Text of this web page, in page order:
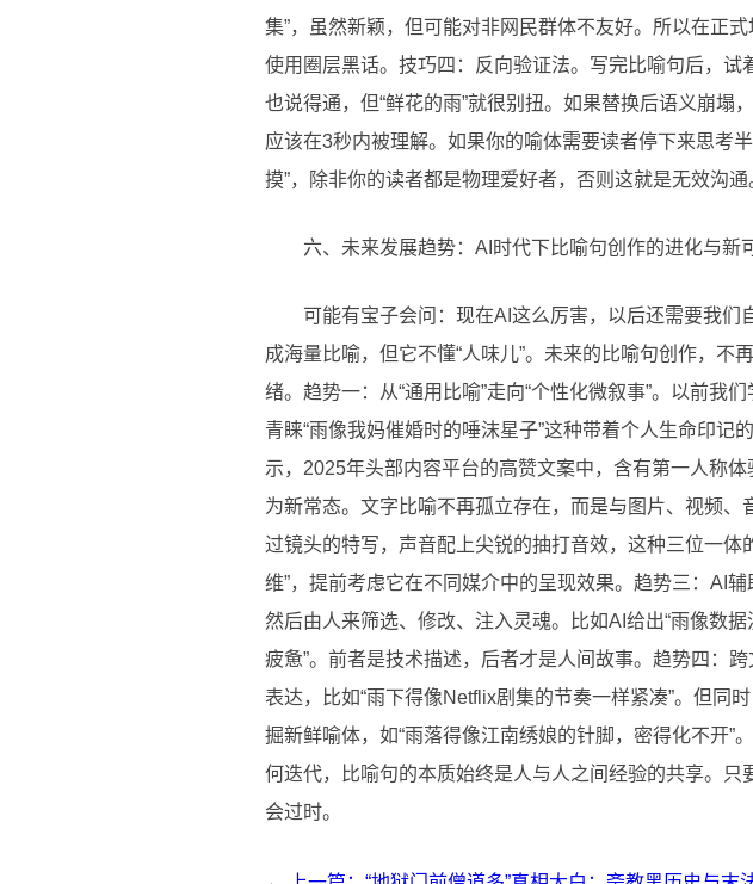
集”，虽然新颖，但可能对非网民群体不友好。所以在正
使用圈层黑话。技巧四：反向验证法。写完比喻句后，试
也说得通，但“鲜花的雨”就很别扭。如果替换后语义崩
应该在3秒内被理解。如果你的喻体需要读者停下来思考
摸”，除非你的读者都是物理爱好者，否则这就是无效沟
六、未来发展趋势：AI时代下比喻句创作的进化与新
可能有宝子会问：现在AI这么厉害，以后还需要我
成海量比喻，但它不懂“人味儿”。未来的比喻句创作，
绪。趋势一：从“通用比喻”走向“个性化微叙事”。以前我
青睐“雨像我妈催婚时的唾沫星子”这种带着个人生命印
示，2025年头部内容平台的高赞文案中，含有第一人称
为新常态。文字比喻不再孤立存在，而是与图片、视频、
过镜头的特写，声音配上尖锐的抽打音效，这种三位一
维”，提前考虑它在不同媒介中的呈现效果。趋势三：AI
然后由人来筛选、修改、注入灵魂。比如AI给出“雨像数
疲惫”。前者是技术描述，后者才是人间故事。趋势四：
表达，比如“雨下得像Netflix剧集的节奏一样紧凑”。但同
掘新鲜喻体，如“雨落得像江南绣娘的针脚，密得化不开
何迭代，比喻句的本质始终是人与人之间经验的共享。
会过时。